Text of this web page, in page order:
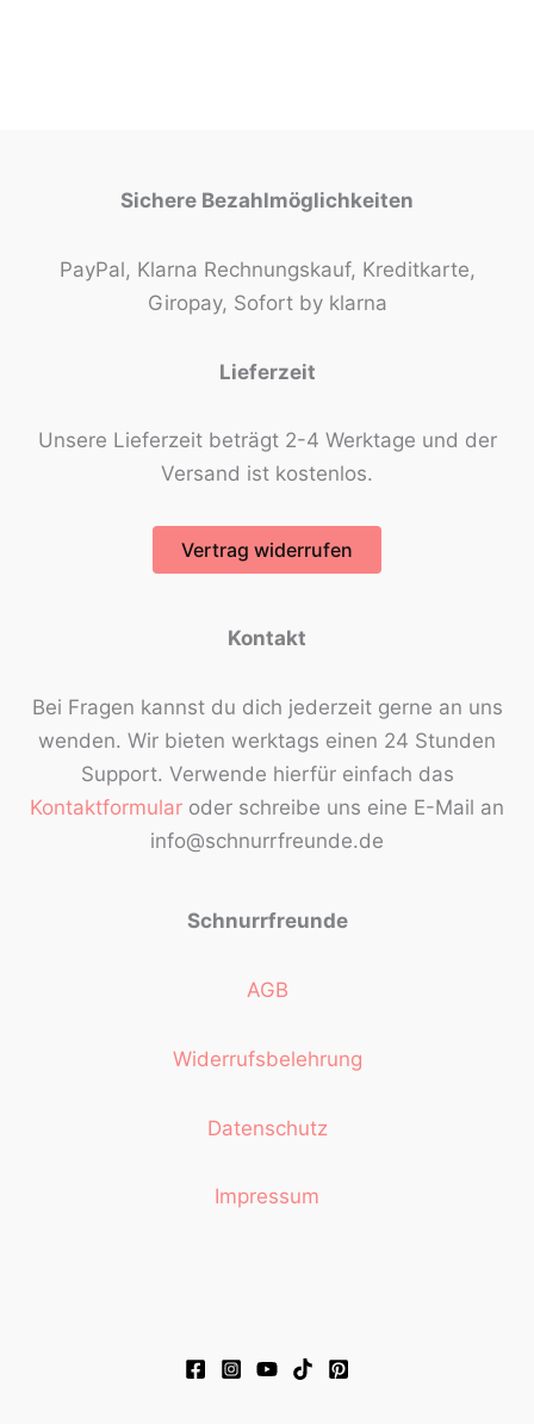
Sichere Bezahlmöglichkeiten
PayPal, Klarna Rechnungskauf, Kreditkarte,
Giropay, Sofort by klarna
Lieferzeit
Unsere Lieferzeit beträgt 2-4 Werktage und der
Versand ist kostenlos.
Vertrag widerrufen
Kontakt
Bei Fragen kannst du dich jederzeit gerne an uns
wenden. Wir bieten werktags einen 24 Stunden
Support. Verwende hierfür einfach das
Kontaktformular oder schreibe uns eine E-Mail an
info@schnurrfreunde.de
Schnurrfreunde
AGB
Widerrufsbelehrung
Datenschutz
Impressum